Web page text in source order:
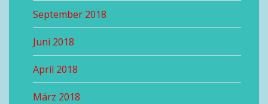
September 2018
Juni 2018
April 2018
März 2018